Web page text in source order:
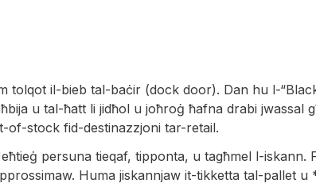
tolqot il-bieb tal-baċir (dock door). Dan hu l-
u tal-ħatt li jidħol u joħroġ ħafna drabi jwassal
of-stock fid-destinazzjoni tar-retail.
persuna tieqaf, tipponta, u tagħmel l-iskann.
Huma jiskannjaw it-tikketta tal-pallet